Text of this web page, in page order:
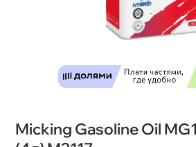
Micking Gasoline Oil